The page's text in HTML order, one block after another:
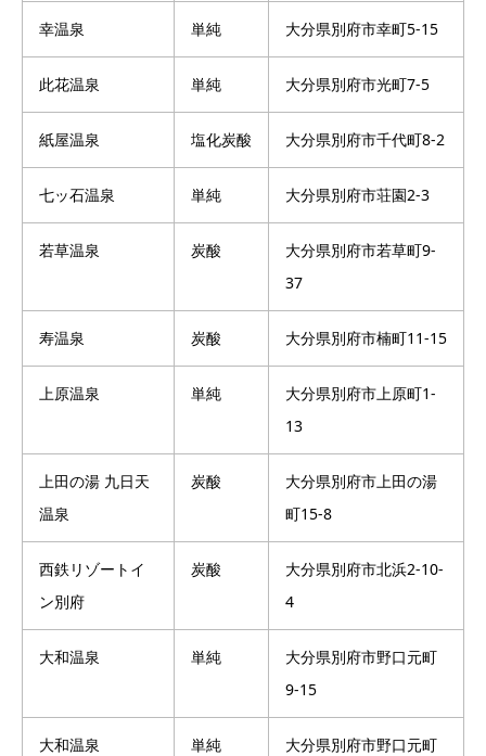
幸温泉 単純 大分県別府市幸町5-15
此花温泉 単純 大分県別府市光町7-5
紙屋温泉 塩化炭酸 大分県別府市千代町8-2
七ッ石温泉 単純 大分県別府市荘園2-3
若草温泉 炭酸
大分県別府市若草町9-
37
寿温泉 炭酸 大分県別府市楠町11-15
上原温泉 単純
大分県別府市上原町1-
13
上田の湯 九日天
温泉
炭酸
大分県別府市上田の湯
町15-8
西鉄リゾートイ
ン別府
炭酸
大分県別府市北浜2-10-
4
大和温泉 単純
大分県別府市野口元町
9-15
大和温泉 単純
大分県別府市野口元町